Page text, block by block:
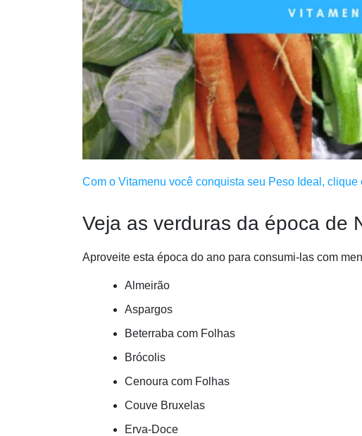
Com o Vitamenu você conquista seu Peso Ideal, clique
Veja as verduras da época de
Aproveite esta época do ano para consumi-las com
Almeirão
Aspargos
Beterraba com Folhas
Brócolis
Cenoura com Folhas
Couve Bruxelas
Erva-Doce